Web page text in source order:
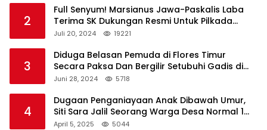
2
Full Senyum! Marsianus Jawa-Paskalis Laba
Terima SK Dukungan Resmi Untuk Pilkada
Lembata
Juli 20, 2024 19221
3
Diduga Belasan Pemuda di Flores Timur
Secara Paksa Dan Bergilir Setubuhi Gadis di
Bawah Umur
Juni 28, 2024 5718
4
Dugaan Penganiayaan Anak Dibawah Umur,
Siti Sara Jalil Seorang Warga Desa Normal 1
Melapor ke Polisi
April 5, 2025 5044